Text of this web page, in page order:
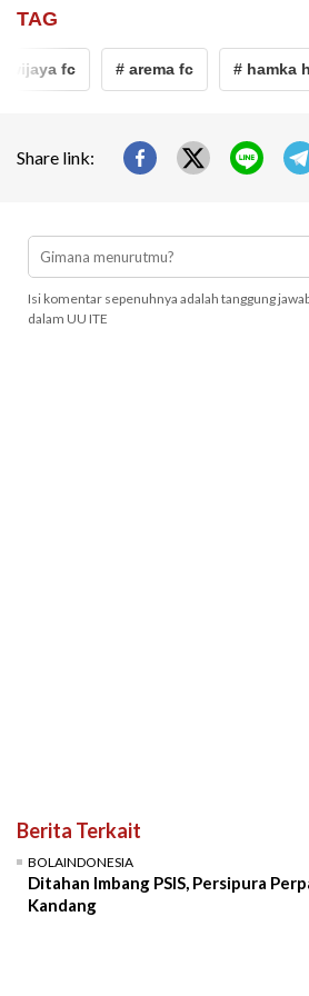
TAG
fc # arema fc # hamka
Share link:
Isi komentar sepenuhnya adalah tanggung
dalam UU ITE
Berita Terkait
BOLAINDONESIA
Ditahan Imbang PSIS, Persipura
Kandang